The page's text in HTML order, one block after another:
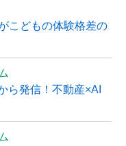
こどもの体験格差の
ら発信！不動産×AI